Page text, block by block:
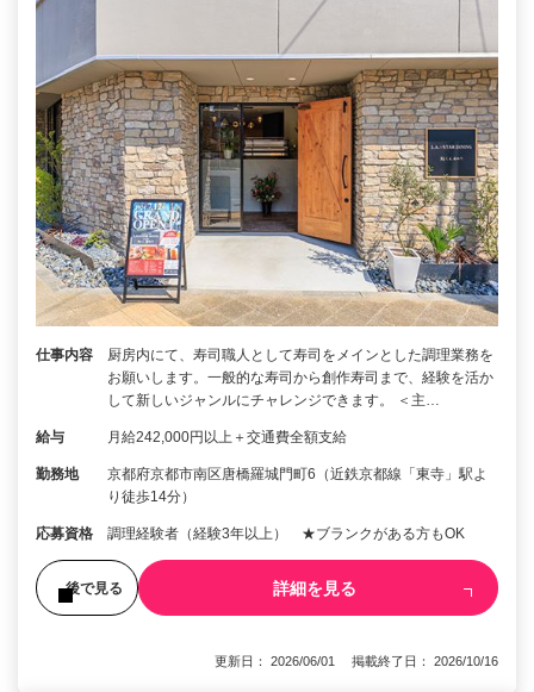
仕事内容
厨房内にて、寿司職人として寿司をメインとした調理業務を
お願いします。一般的な寿司から創作寿司まで、経験を活か
して新しいジャンルにチャレンジできます。 ＜主…
給与 月給242,000円以上＋交通費全額支給
勤務地
京都府京都市南区唐橋羅城門町6（近鉄京都線「東寺」駅よ
り徒歩14分）
応募資格 調理経験者（経験3年以上） ★ブランクがある方もOK
後で見る 詳細を見る
更新日： 2026/06/01 掲載終了日： 2026/10/16